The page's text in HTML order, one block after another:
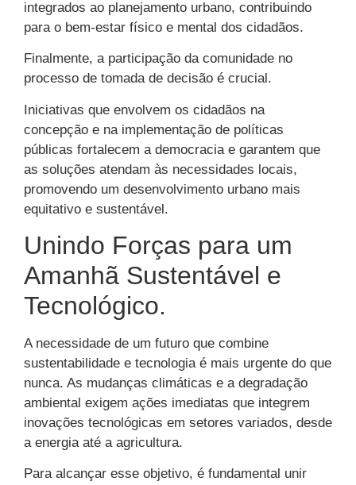
integrados ao planejamento urbano, contribuindo
para o bem-estar físico e mental dos cidadãos.
Finalmente, a participação da comunidade no
processo de tomada de decisão é crucial.
Iniciativas que envolvem os cidadãos na
concepção e na implementação de políticas
públicas fortalecem a democracia e garantem que
as soluções atendam às necessidades locais,
promovendo um desenvolvimento urbano mais
equitativo e sustentável.
Unindo Forças para um
Amanhã Sustentável e
Tecnológico.
A necessidade de um futuro que combine
sustentabilidade e tecnologia é mais urgente do que
nunca. As mudanças climáticas e a degradação
ambiental exigem ações imediatas que integrem
inovações tecnológicas em setores variados, desde
a energia até a agricultura.
Para alcançar esse objetivo, é fundamental unir